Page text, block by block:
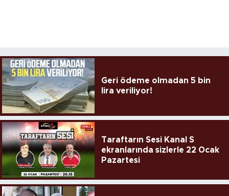
Geri ödeme olmadan 5 bin
lira veriliyor!
Taraftarın Sesi Kanal S
ekranlarında sizlerle 22 Ocak
Pazartesi